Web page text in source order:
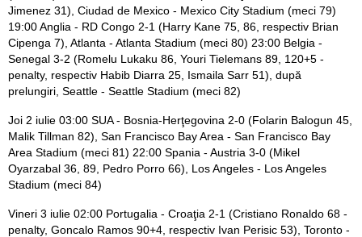
Jimenez 31), Ciudad de Mexico - Mexico City Stadium (meci 79)
19:00 Anglia - RD Congo 2-1 (Harry Kane 75, 86, respectiv Brian
Cipenga 7), Atlanta - Atlanta Stadium (meci 80) 23:00 Belgia -
Senegal 3-2 (Romelu Lukaku 86, Youri Tielemans 89, 120+5 -
penalty, respectiv Habib Diarra 25, Ismaila Sarr 51), după
prelungiri, Seattle - Seattle Stadium (meci 82)
Joi 2 iulie 03:00 SUA - Bosnia-Herţegovina 2-0 (Folarin Balogun 45,
Malik Tillman 82), San Francisco Bay Area - San Francisco Bay
Area Stadium (meci 81) 22:00 Spania - Austria 3-0 (Mikel
Oyarzabal 36, 89, Pedro Porro 66), Los Angeles - Los Angeles
Stadium (meci 84)
Vineri 3 iulie 02:00 Portugalia - Croaţia 2-1 (Cristiano Ronaldo 68 -
penalty, Goncalo Ramos 90+4, respectiv Ivan Perisic 53), Toronto -